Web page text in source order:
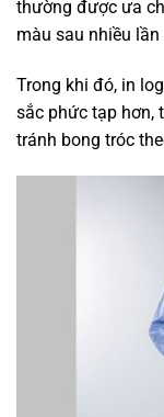
thường được ưa
màu sau nhiều lần
Trong khi đó, in
sắc phức tạp hơn,
tránh bong tróc